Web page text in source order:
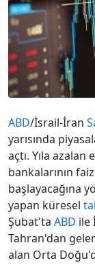
ABD/İsrail-İran
yarısında
açtı. Yıla
bankalarının
başlayacağına
yapan küresel
Şubat'ta ABD ile
Tahran'dan
alan Orta